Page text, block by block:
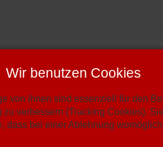
Wir benutzen Cookies
von ihnen sind essenziell für den
verbessern (Tracking Cookies).
dass bei einer Ablehnung